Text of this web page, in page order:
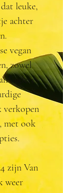
leuke,
achter
vegan
zowel
andere
verkopen
met ook
zijn Van
weer